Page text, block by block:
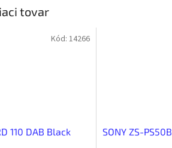
tovar
110 DAB Black
Kód: 14266
SONY ZS-PS50B